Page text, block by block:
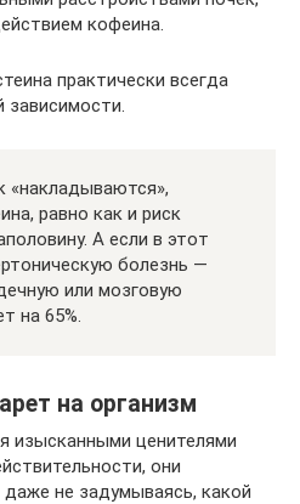
кофеина.
практически всегда
зависимости.
«накладываются»,
равно как и риск
А если в этот
болезнь —
или мозговую
на 65%.
на организм
изысканными ценителями
они
не задумываясь, какой